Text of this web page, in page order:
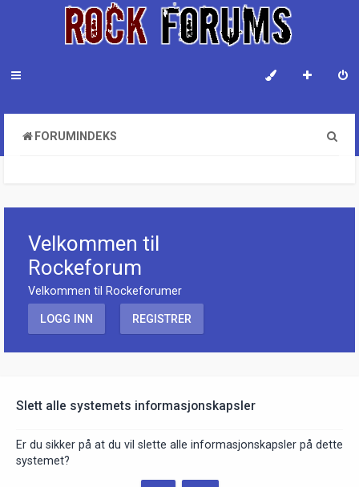
FORUMINDEKS
Velkommen til
Rockeforum
Velkommen til Rockeforumer
LOGG INN REGISTRER
Slett alle systemets informasjonskapsler
Er du sikker på at du vil slette alle informasjonskapsler på dette
systemet?